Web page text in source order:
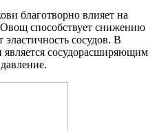
благотворно влияет на
Овощ способствует снижению
эластичность сосудов. В
сосудорасширяющим